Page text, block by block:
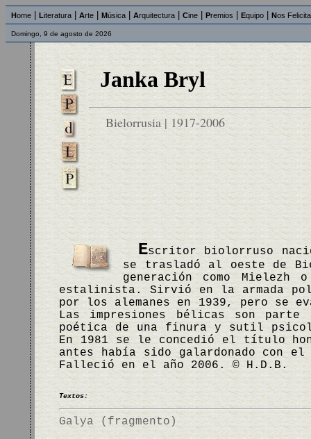
Home Literatura Arte Música Arquitectura Cine Premios Equipo Nos
Domingo, 9 de agosto de 2026
Janka Bryl
Bielorrusia | 1917-2006
Escritor biolorruso
se trasladó al oeste de
generación como
estalinista. Sirvió en la armada
por los alemanes en 1939, pero se
Las impresiones bélicas son
poética de una finura y sutil
En 1981 se le concedió el título
antes había sido galardonado con
Falleció en el año 2006. © H.D.B.
Textos:
Galya (fragmento)